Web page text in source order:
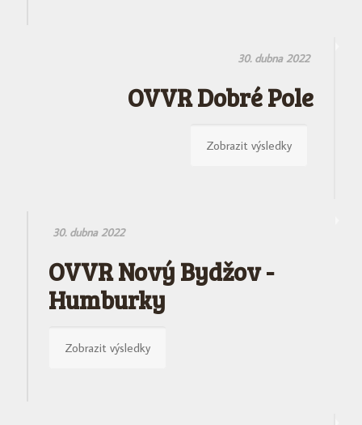
30. dubna 2022
OVVR Dobré Pole
Zobrazit výsledky
30. dubna 2022
OVVR Nový Bydžov -
Humburky
Zobrazit výsledky